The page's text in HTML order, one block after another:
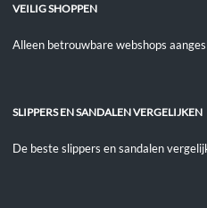
VEILIG SHOPPEN
Alleen betrouwbare webshops
SLIPPERS EN SANDALEN VERGELIJKEN
De beste slippers en sandalen